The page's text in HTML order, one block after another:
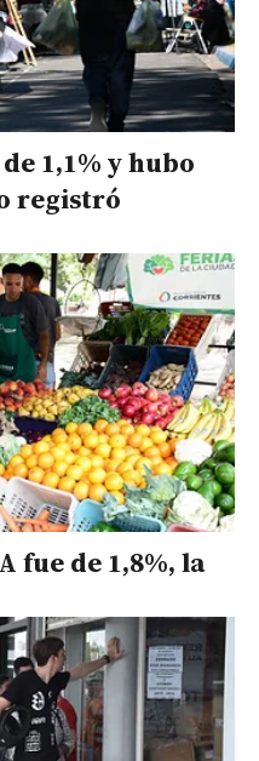
1,1% y hubo
registró
fue de 1,8%, la